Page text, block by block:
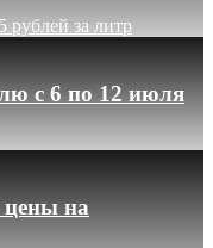
рублей за литр
с 6 по 12 июля
на